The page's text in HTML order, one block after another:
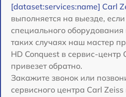
[dataset:services:name] Carl
выполняется на выезде, если
специального
таких случаях наш мастер
HD Conquest в сервис-центр
привезет обратно.
Закажите звонок или
сервисного центра Carl